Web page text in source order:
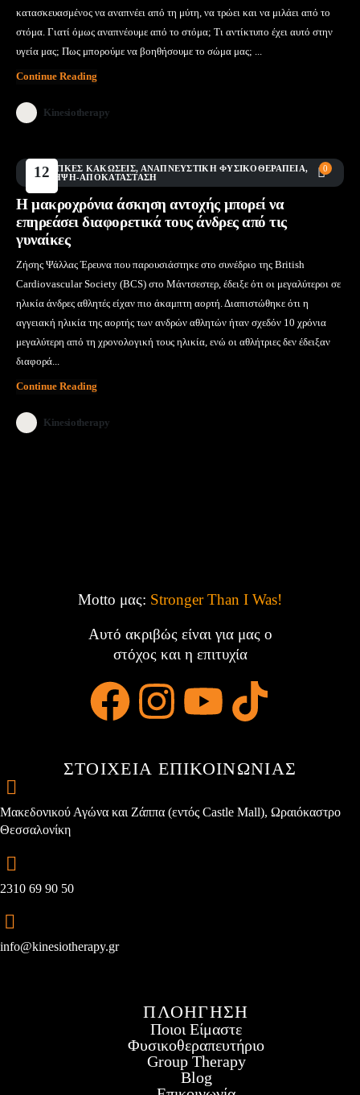
κατασκευασμένος να αναπνέει από τη μύτη, να τρώει και να μιλάει από το
στόμα. Γιατί όμως αναπνέουμε από το στόμα; Τι αντίκτυπο έχει αυτό στην
υγεία μας; Πως μπορούμε να βοηθήσουμε το σώμα μας; ...
Continue Reading
Kinesiotherapy
12 0
AΘΛΗΤΙΚΈΣ ΚΑΚΏΣΕΙΣ, ΑΝΑΠΝΕΥΣΤΙΚΉ ΦΥΣΙΚΟΘΕΡΑΠΕΊΑ,
ΠΡΌΛΗΨΗ-ΑΠΟΚΑΤΆΣΤΑΣΗ
Η μακροχρόνια άσκηση αντοχής μπορεί να
επηρεάσει διαφορετικά τους άνδρες από τις
γυναίκες
Ζήσης Ψάλλας Έρευνα που παρουσιάστηκε στο συνέδριο της British
Cardiovascular Society (BCS) στο Μάντσεστερ, έδειξε ότι οι μεγαλύτεροι σε
ηλικία άνδρες αθλητές είχαν πιο άκαμπτη αορτή. Διαπιστώθηκε ότι η
αγγειακή ηλικία της αορτής των ανδρών αθλητών ήταν σχεδόν 10 χρόνια
μεγαλύτερη από τη χρονολογική τους ηλικία, ενώ οι αθλήτριες δεν έδειξαν
διαφορά...
Continue Reading
Kinesiotherapy
Motto μας: Stronger Than I Was!
Αυτό ακριβώς είναι για μας ο
στόχος και η επιτυχία
ΣΤΟΙΧΕΙΑ ΕΠΙΚΟΙΝΩΝΙΑΣ
Μακεδονικού Αγώνα και Ζάππα (εντός Castle Mall), Ωραιόκαστρο
Θεσσαλονίκη
2310 69 90 50
info@kinesiotherapy.gr
ΠΛΟΗΓΗΣΗ
Ποιοι Είμαστε
Φυσικοθεραπευτήριο
Group Therapy
Blog